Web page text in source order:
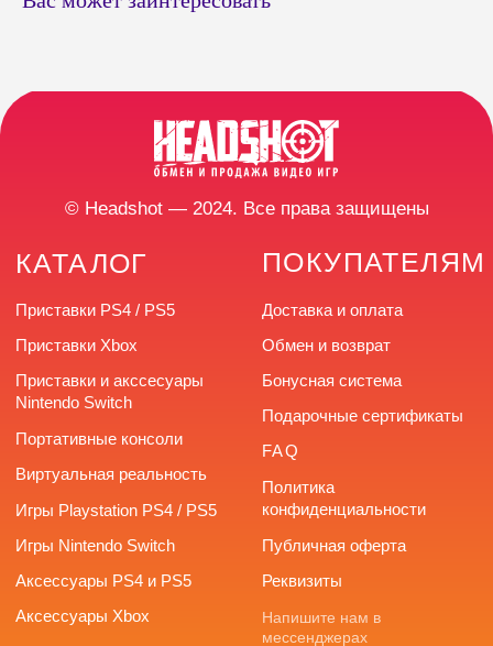
КОНТАКТЫ
Игры Nintendo Switch
Публичная оферта
headshotstore74@outlook.com
Разработка сайта
до 20:00 без выходных